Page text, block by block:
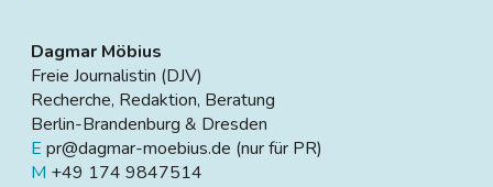
Dagmar Möbius
Freie Journalistin (DJV)
Recherche, Redaktion, Beratung
Berlin-Brandenburg & Dresden
E pr@dagmar-moebius.de (nur für PR)
M +49 174 9847514